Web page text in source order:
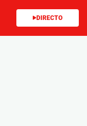
DIRECTO